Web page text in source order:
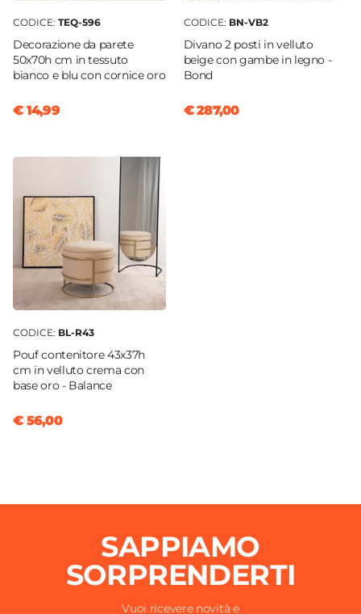
CODICE: TEQ-596
Decorazione da parete
50x70h cm in tessuto
bianco e blu con cornice oro
€ 14,99
CODICE: BN-VB2
Divano 2 posti in velluto
beige con gambe in legno -
Bond
€ 287,00
CODICE: BL-R43
Pouf contenitore 43x37h
cm in velluto crema con
base oro - Balance
€ 56,00
SAPPIAMO
SORPRENDERTI
Vuoi ricevere novità e